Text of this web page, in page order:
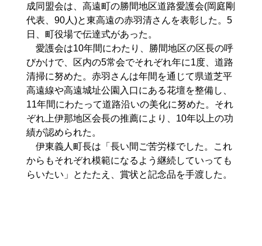
成同盟会は、高遠町の勝間地区道路愛護会(岡庭剛
代表、90人)と東高遠の赤羽清さんを表彰した。5
日、町役場で伝達式があった。
愛護会は10年間にわたり、勝間地区の区長の呼
びかけで、区内の5常会でそれぞれ年に1度、道路
清掃に努めた。赤羽さんは年間を通じて県道芝平
高遠線や高遠城址公園入口にある花壇を整備し、
11年間にわたって道路沿いの美化に努めた。それ
ぞれ上伊那地区会長の推薦により、10年以上の功
績が認められた。
伊東義人町長は「長い間ご苦労様でした。これ
からもそれぞれ模範になるよう継続していっても
らいたい」とたたえ、賞状と記念品を手渡した。